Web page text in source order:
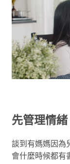
先管理情
談到有媽媽因為
會什麼時候都有